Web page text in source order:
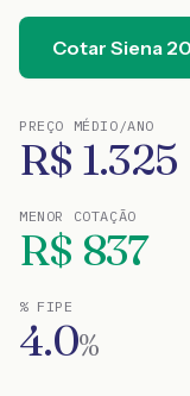
Cotar Siena
PREÇO MÉDIO/ANO
R$ 1.325
MENOR COTAÇÃO
R$ 837
% FIPE
4.0%